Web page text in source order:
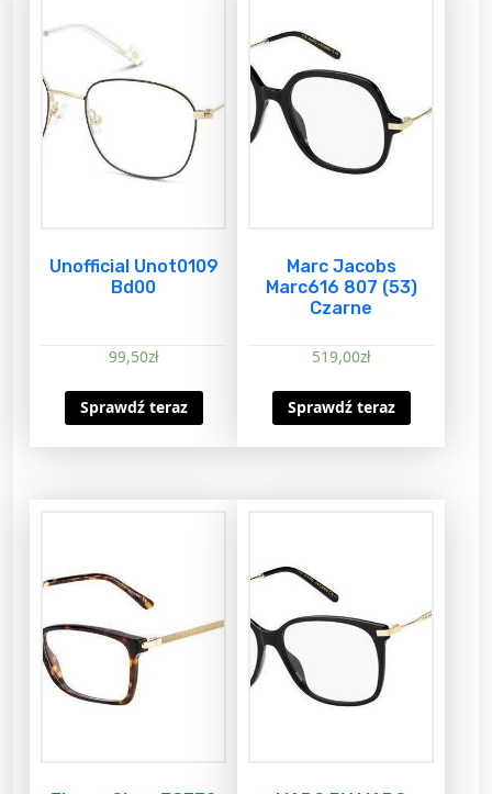
Unofficial Unot0109
Bd00
99,50zł
Sprawdź teraz
Marc Jacobs
Marc616 807 (53)
Czarne
519,00zł
Sprawdź teraz